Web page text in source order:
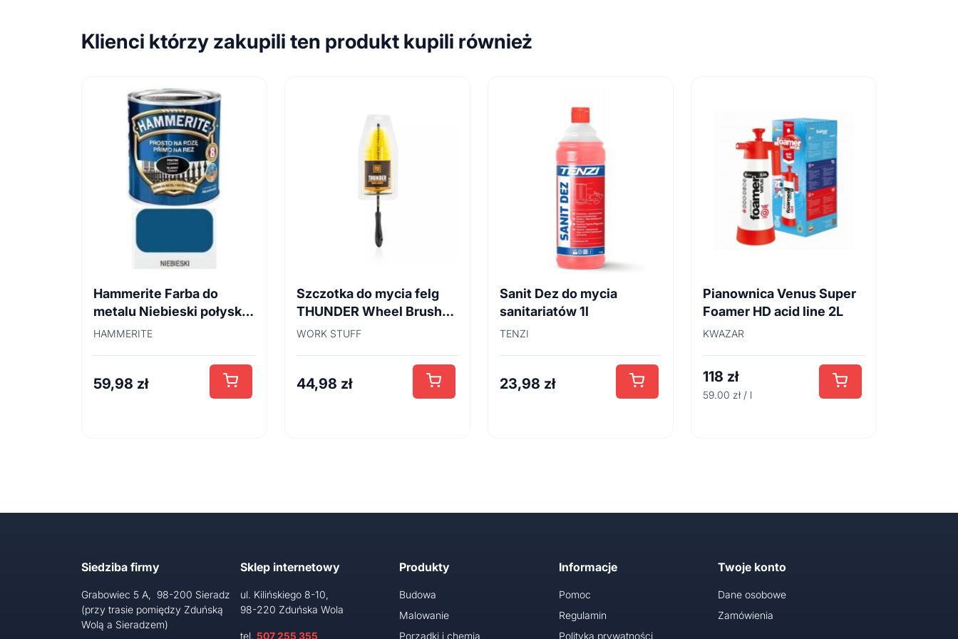
Klienci którzy zakupili ten produkt kupili również
Hammerite Farba do
metalu Niebieski połysk
0,7 l
HAMMERITE
59,98 zł
Szczotka do mycia felg
THUNDER Wheel Brush
45cm
WORK STUFF
44,98 zł
Sanit Dez do mycia
sanitariatów 1l
TENZI
23,98 zł
Pianownica Venus Super
Foamer HD acid line 2L
KWAZAR
118 zł
59.00 zł / l
Siedziba firmy
Grabowiec 5 A, 98-200 Sieradz
(przy trasie pomiędzy Zduńską
Wolą a Sieradzem)
Sklep internetowy
ul. Kilińskiego 8-10,
98-220 Zduńska Wola
tel.507 255 355
Produkty
Budowa
Malowanie
Porządki i chemia
Informacje
Pomoc
Regulamin
Polityka prywatności
Twoje konto
Dane osobowe
Zamówienia